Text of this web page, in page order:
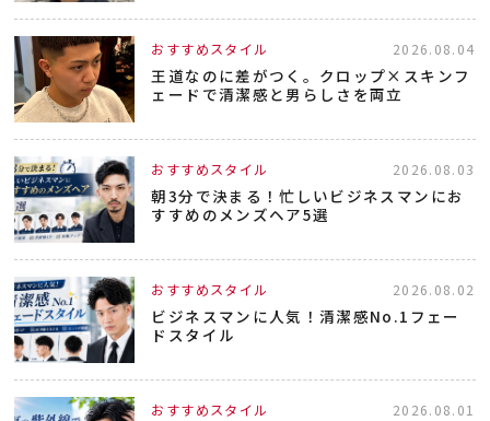
おすすめスタイル 2026.08.04
王道なのに差がつく。クロップ×スキンフ
ェードで清潔感と男らしさを両立
おすすめスタイル 2026.08.03
朝3分で決まる！忙しいビジネスマンにお
すすめのメンズヘア5選
おすすめスタイル 2026.08.02
ビジネスマンに人気！清潔感No.1フェー
ドスタイル
おすすめスタイル 2026.08.01